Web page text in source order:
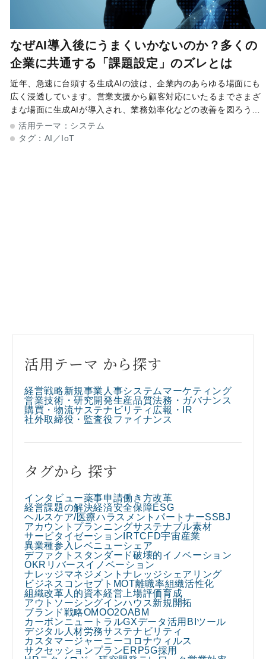
なぜAI導入後にうまくいかないのか？多くの
企業に共通する「課題設定」のズレとは
近年、急速に台頭する生成AIの波は、企業内のあらゆる場面にも
広く浸透しています。営業支援から顧客対応にいたるまでさまざ
まな場面に生成AIが導入され、業務効率化などの改善を図ろうと
する企業が増えています。その一方で、導入当初の期待感と現状
との間に少なからずギャッ
活用テーマ： システム
タグ： AI／IoT
活用テーマ から探す
経営戦略新規事業 人事システム マーケティング
営業技術・研究開発生産品質法務・ガバナンス
購買・物流サステナビリティ 広報・IR
社外取締役・監査役ファイナンス
タグから 探す
インタビュー薬事申請働き方改革
経営課題の解決経済安全保障ESG
ヘルスケア/医療ハラスメント パートナーSSBJ
アカウントプランニングサステナブル素材
サービタイゼーション IRTCFD宇宙産業
異業種参入 レベニューシェア
デファクトスタンダード破壊的イノベーション
OKR リバースイノベーション
ナレッジマネジメントナレッジシェアリング
ビジネスコンセプト MOT離職率組織活性化
組織改革 人的資本経営 上場評価育成
アウトソーシングインハウス新規開拓
ブランド戦略OMOO2OABM
カーボンニュートラルGXデータ活用 BIツール
デジタル人材労務サステナビリティ
カスタマージャーニーコロナウィルス
サクセッションプランERP5G採用